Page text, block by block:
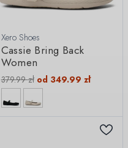
Xero Shoes
Cassie Bring Back
Women
379.99zł od 349.99 zł